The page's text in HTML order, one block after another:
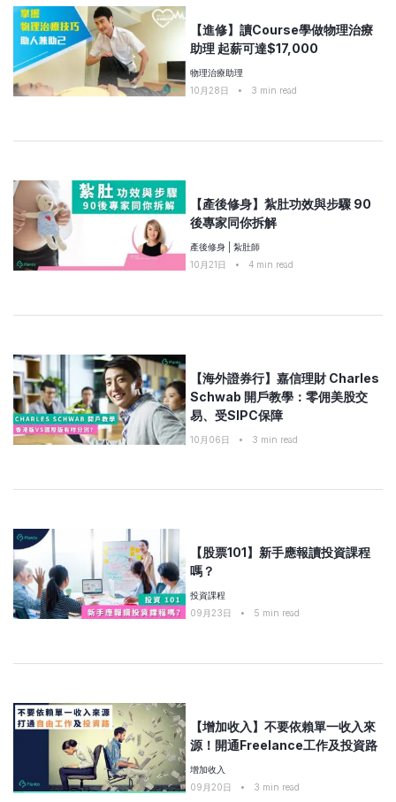
【進修】讀Course學做物理治療
助理 起薪可達$17,000
物理治療助理
10月28日
• 3 min read
【產後修身】紮肚功效與步驟 90
後專家同你拆解
產後修身
紮肚師
10月21日
• 4 min read
【海外證券行】嘉信理財 Charles
Schwab 開戶教學：零佣美股交
易、受SIPC保障
10月06日 • 3 min read
【股票101】新手應報讀投資課程
嗎？
投資課程
09月23日
• 5 min read
【增加收入】不要依賴單一收入來
源！開通Freelance工作及投資路
增加收入
09月20日
• 3 min read